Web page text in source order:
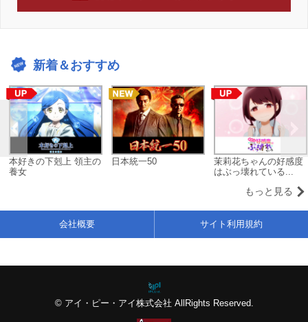
新着＆おすすめ
本好きの下剋上 領主の
養女
日本統一50
茉莉花ちゃんの好感度
はぶっ壊れている...
もっと見る
© アイ・ピー・アイ株式会社 AllRights Reserved.
会社概要 サイト利用規約